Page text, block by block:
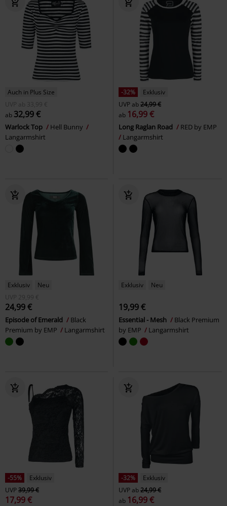
Auch in Plus Size
UVP
ab
33,99 €
ab 32,99 €
Warlock Top
Hell Bunny
Langarmshirt
-32%
Exklusiv
UVPab24,99 €
ab 16,99 €
Long Raglan Road
RED by EMP
Langarmshirt
Exklusiv
Neu
UVP
29,99 €
24,99 €
Episode of Emerald
Black
Premium by EMP
Langarmshirt
Exklusiv Neu
19,99 €
Essential - Mesh
Black Premium
by EMP
Langarmshirt
-55%
Exklusiv
UVP39,99 €
17,99 €
-32%
Exklusiv
UVPab24,99 €
ab 16,99 €